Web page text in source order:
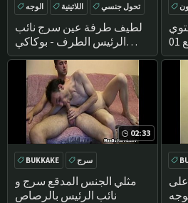
لطيف طرفة عين سرج نائب
الرئيس الطرف - بوكاكي
الأولاد
الوجه اللاتينية
تحول جنسي
العربدة
02:33
مثلي الجنس المدقع سرج و
نائب الرئيس بالرصاص
BUKKAKE سرج